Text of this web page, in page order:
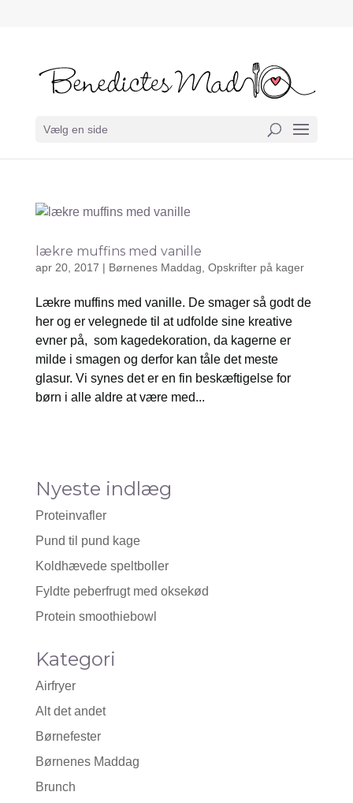
Vælg en side
lækre muffins med vanille
apr 20, 2017 | Børnenes Maddag Opskrifter på kager
Lækre muffins med vanille. De smager så godt de
her og er velegnede til at udfolde sine kreative
evner på, som kagedekoration, da kagerne er
milde i smagen og derfor kan tåle det meste
glasur. Vi synes det er en fin beskæftigelse for
børn i alle aldre at være med...
Nyeste indlæg
Proteinvafler
Pund til pund kage
Koldhævede speltboller
Fyldte peberfrugt med oksekød
Protein smoothiebowl
Kategori
Airfryer
Alt det andet
Børnefester
Børnenes Maddag
Brunch